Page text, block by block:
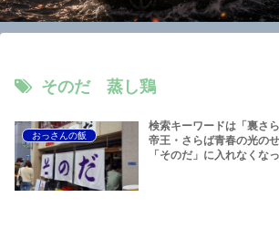
そのだ 蒸し鶏
おっさんの飯
検索キーワードは「裏さ
帝王・さらば青春の光の
「そのだ」に入れなくな